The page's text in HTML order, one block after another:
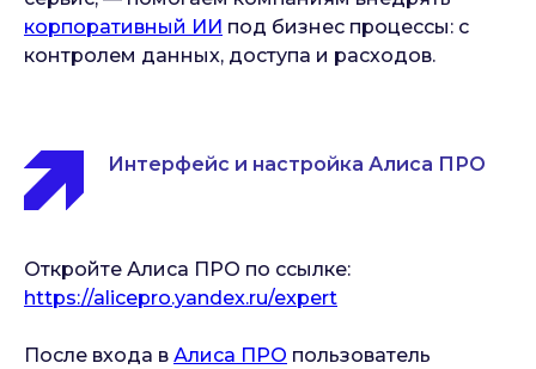
корпоративный ИИ под бизнес процессы: с
контролем данных, доступа и расходов.
Интерфейс и настройка Алиса ПРО
Откройте Алиса ПРО по ссылке:
https://alicepro.yandex.ru/expert
После входа в Алиса ПРО пользователь